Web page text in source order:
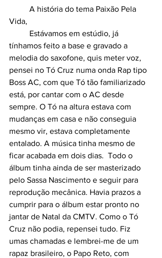
Vida,
tínhamos feito a base e gravado a
melodia do saxofone, quis meter voz,
pensei no Tó Cruz numa onda Rap tipo
Boss AC, com que Tó tão familiarizado
está, por cantar com o AC desde
sempre. O Tó na altura estava com
mudanças em casa e não conseguia
mesmo vir, estava completamente
entalado. A música tinha mesmo de
ficar acabada em dois dias.  Todo o
álbum tinha ainda de ser masterizado
pelo Sassa Nascimento e seguir para
reprodução mecânica. Havia prazos a
cumprir para o álbum estar pronto no
jantar de Natal da CMTV. Como o Tó
Cruz não podia, repensei tudo. Fiz
umas chamadas e lembrei-me de um
rapaz brasileiro, o Papo Reto, com